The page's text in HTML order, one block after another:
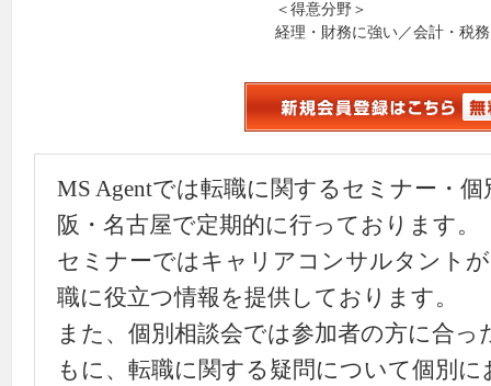
＜得意分野＞
経理・財務に強い／会計・税
MS Agentでは転職に関するセミナー・
阪・名古屋で定期的に行っております。
セミナーではキャリアコンサルタント
職に役立つ情報を提供しております。
また、個別相談会では参加者の方に合
もに、転職に関する疑問について個別